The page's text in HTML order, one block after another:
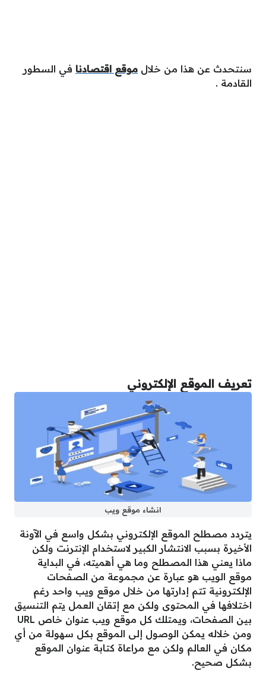
سنتحدث عن هذا من خلال موقع اقتصادنا في السطور
القادمة .
تعريف الموقع الإلكتروني
انشاء موقع ويب
يتردد مصطلح الموقع الإلكتروني بشكل واسع في الآونة
الأخيرة بسبب الانتشار الكبير لاستخدام الإنترنت ولكن
ماذا يعني هذا المصطلح وما هي أهميته، في البداية
موقع الويب هو عبارة عن مجموعة من الصفحات
الإلكترونية تتم إدارتها من خلال موقع ويب واحد رغم
اختلافها في المحتوى ولكن مع إتقان العمل يتم التنسيق
بين الصفحات، ويمتلك كل موقع ويب عنوان خاص URL
ومن خلاله يمكن الوصول إلى الموقع بكل سهولة من أي
مكان في العالم ولكن مع مراعاة كتابة عنوان الموقع
بشكل صحيح.